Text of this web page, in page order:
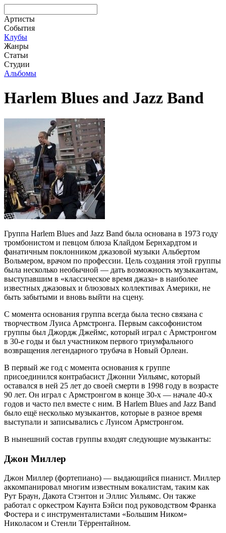
Артисты
События
Клубы
Жанры
Статьи
Студии
Альбомы
Harlem Blues and Jazz Band
Группа Harlem Blues and Jazz Band была основана в 1973 году
тромбонистом и певцом блюза Клайдом Бернхардтом и
фанатичным поклонником джазовой музыки Альбертом
Вольмером, врачом по профессии. Цель создания этой группы
была несколько необычной — дать возможность музыкантам,
выступавшим в «классическое время джаза» в наиболее
известных джазовых и блюзовых коллективах Америки, не
быть забытыми и вновь выйти на сцену.
С момента основания группа всегда была тесно связана с
творчеством Луиса Армстронга. Первым саксофонистом
группы был Джордж Джеймс, который играл с Армстронгом
в 30-е годы и был участником первого триумфального
возвращения легендарного трубача в Новый Орлеан.
В первый же год с момента основания к группе
присоединился контрабасист Джонни Уильямс, который
оставался в ней 25 лет до своей смерти в 1998 году в возрасте
90 лет. Он играл с Армстронгом в конце 30-х — начале 40-х
годов и часто пел вместе с ним. В Harlem Blues and Jazz Band
было ещё несколько музыкантов, которые в разное время
выступали и записывались с Луисом Армстронгом.
В нынешний состав группы входят следующие музыканты:
Джон Миллер
Джон Миллер (фортепиано) — выдающийся пианист. Миллер
аккомпанировал многим известным вокалистам, таким как
Рут Браун, Дакота Стэнтон и Эллис Уильямс. Он также
работал с оркестром Каунта Бэйси под руководством Франка
Фостера и с инструменталистами «Большим Ником»
Николасом и Стенли Тёррентайном.